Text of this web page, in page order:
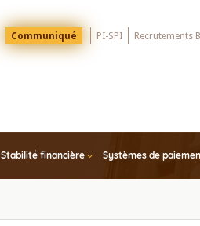
Menu
Top
Communiqué PI-SPI Recrutements
Stabilité financière Systèmes de